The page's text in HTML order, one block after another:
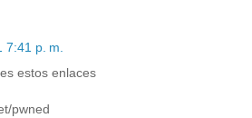
7:41 p. m.
estos enlaces
pwned